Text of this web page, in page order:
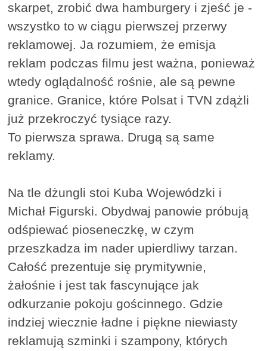
skarpet, zrobić dwa hamburgery i zjeść je -
wszystko to w ciągu pierwszej przerwy
reklamowej. Ja rozumiem, że emisja
reklam podczas filmu jest ważna, ponieważ
wtedy oglądalność rośnie, ale są pewne
granice. Granice, które Polsat i TVN zdążli
już przekroczyć tysiące razy.
To pierwsza sprawa. Drugą są same
reklamy.
Na tle dżungli stoi Kuba Wojewódzki i
Michał Figurski. Obydwaj panowie próbują
odśpiewać pioseneczkę, w czym
przeszkadza im nader upierdliwy tarzan.
Całość prezentuje się prymitywnie,
żałośnie i jest tak fascynujące jak
odkurzanie pokoju gościnnego. Gdzie
indziej wiecznie ładne i piękne niewiasty
reklamują szminki i szampony, których